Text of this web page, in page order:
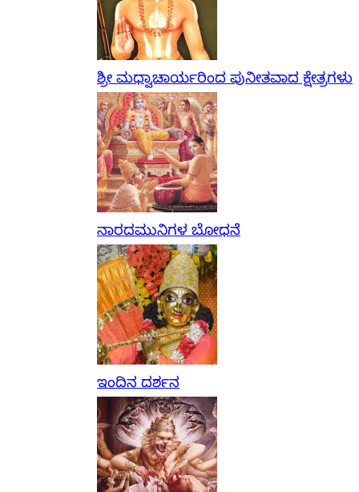
ಶ್ರೀ ಮಧ್ವಾಚಾರ್ಯರಿಂದ ಪುನೀತವಾದ ಕ್ಷೇತ್ರಗಳು
ನಾರದಮುನಿಗಳ ಬೋಧನೆ
ಇಂದಿನ ದರ್ಶನ